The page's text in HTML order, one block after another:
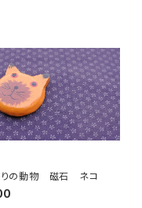
りの動物 磁石 ネコ